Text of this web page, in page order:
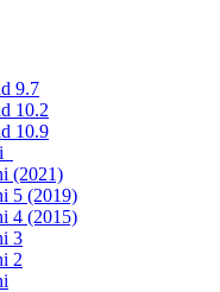
9.7
10.2
10.9
(2021)
5 (2019)
4 (2015)
3
2